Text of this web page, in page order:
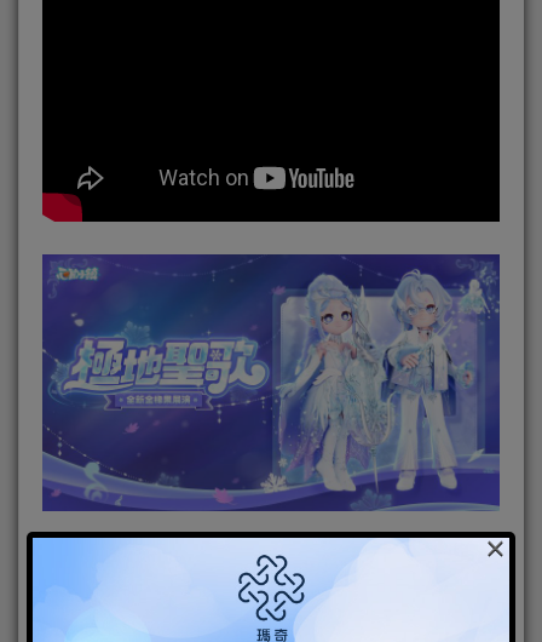
友誼是心動的魔法｜《心動小鎮》X《彩虹小馬》即
跨越時空的次元之門已然開啟，預示著鯨魚島即
×